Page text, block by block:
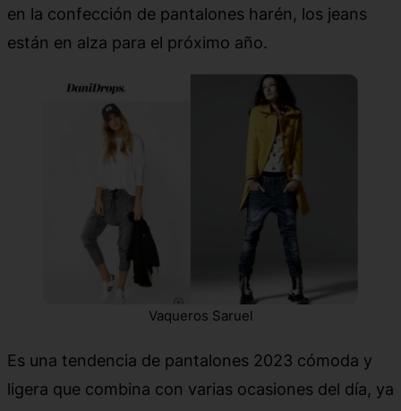
en la confección de pantalones harén, los jeans
están en alza para el próximo año.
Vaqueros Saruel
Es una tendencia de pantalones 2023 cómoda y
ligera que combina con varias ocasiones del día, ya